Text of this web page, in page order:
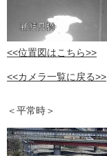
<<位置図はこちら>>
<<カメラ一覧に戻る>>
＜平常時＞